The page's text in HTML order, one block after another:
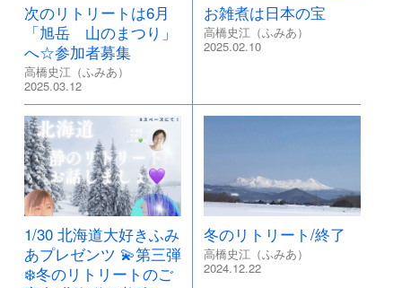
次のリトリートは6月
「旭岳 山のまつり」
へ☆参加者募集
高橋史江（ふみあ）
2025.03.12
お雑煮は日本の宝
高橋史江（ふみあ）
2025.02.10
1/30 北海道大好きふみ
あプレゼンツ 💫第三弾
❄️冬のリトリートのご
冬のリトリート/終了
高橋史江（ふみあ）
2024.12.22